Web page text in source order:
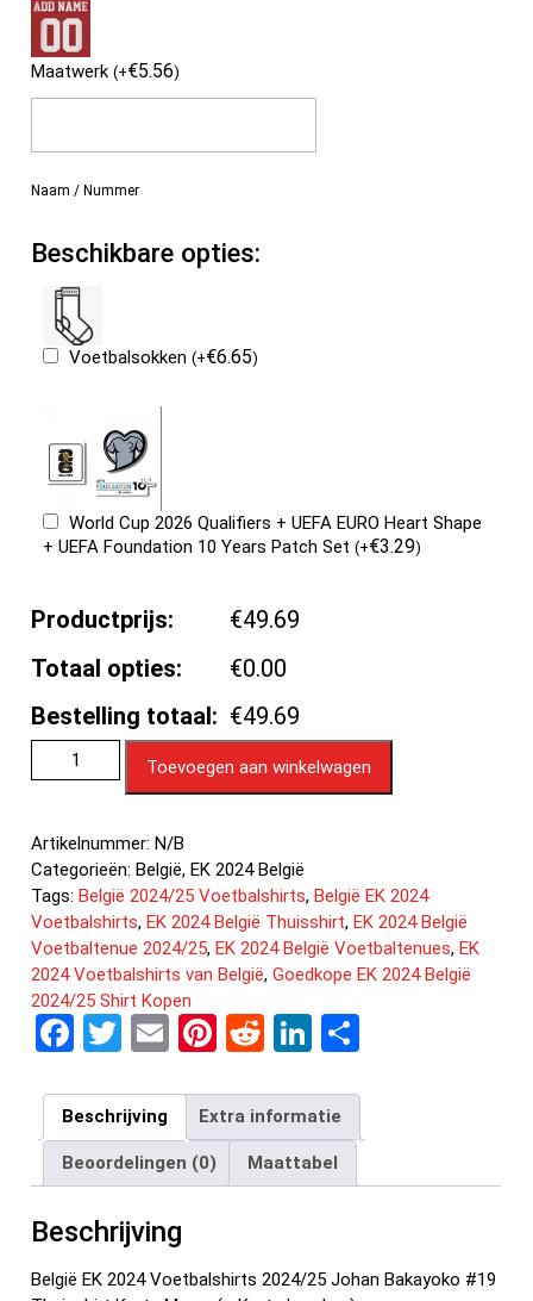
Maatwerk(+€5.56)
Naam / Nummer
Beschikbare opties:
Voetbalsokken(+€6.65)
World Cup 2026 Qualifiers + UEFA EURO Heart Shape
+ UEFA Foundation 10 Years Patch Set(+€3.29)
Productprijs:
€49.69
Totaal opties:
€0.00
Bestelling totaal: €49.69
Toevoegen aan winkelwagen
Artikelnummer:N/B
Categorieën:België,EK 2024 België
Tags:België 2024/25 Voetbalshirts,België EK 2024
Voetbalshirts,EK 2024 België Thuisshirt,EK 2024 België
Voetbaltenue 2024/25,EK 2024 België Voetbaltenues,EK
2024 Voetbalshirts van België,Goedkope EK 2024 België
2024/25 Shirt Kopen
F
ce
b
o
o
k
T
tt
er
E
ail
Pi
er
es
t
R
d
di
t
Li
ke
dI
n
e
n
Beschrijving Extra informatie
Beoordelingen (0) Maattabel
Beschrijving
België EK 2024 Voetbalshirts 2024/25 Johan Bakayoko #19